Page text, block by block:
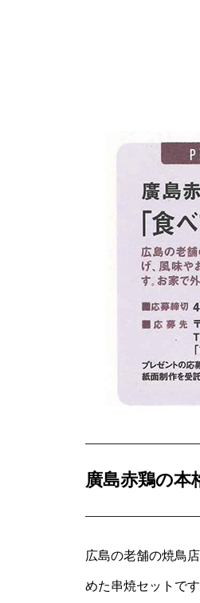
廣島赤鶏の本
広島の老舗の焼鳥
めた串焼セットです